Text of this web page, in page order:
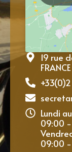
19 rue
FRANCE
Lundi
09:00 -
09:00 -